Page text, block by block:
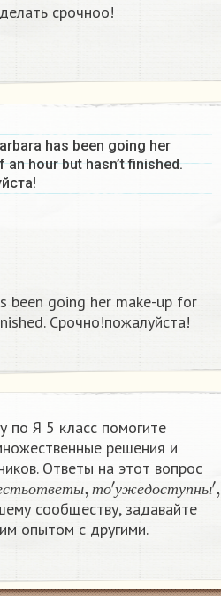
срочноо!
has been going her
hour but hasn’t finished.
been going her make-up for
Срочно!пожалуйста!
по Я 5 класс помогите
решения и
Ответы на этот вопрос
с т ьо т в е т ы т о у ж е д о с т у п н ы
иестьответ ы,то′уж едосту п
сообществу, задавайте
опытом с другими.